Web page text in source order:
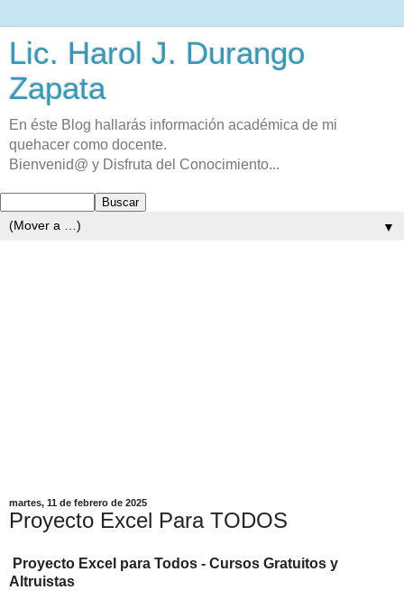
Lic. Harol J. Durango
Zapata
En éste Blog hallarás información académica de mi
quehacer como docente.
Bienvenid@ y Disfruta del Conocimiento...
▼
martes, 11 de febrero de 2025
Proyecto Excel Para TODOS
Proyecto Excel para Todos - Cursos Gratuitos y
Altruistas